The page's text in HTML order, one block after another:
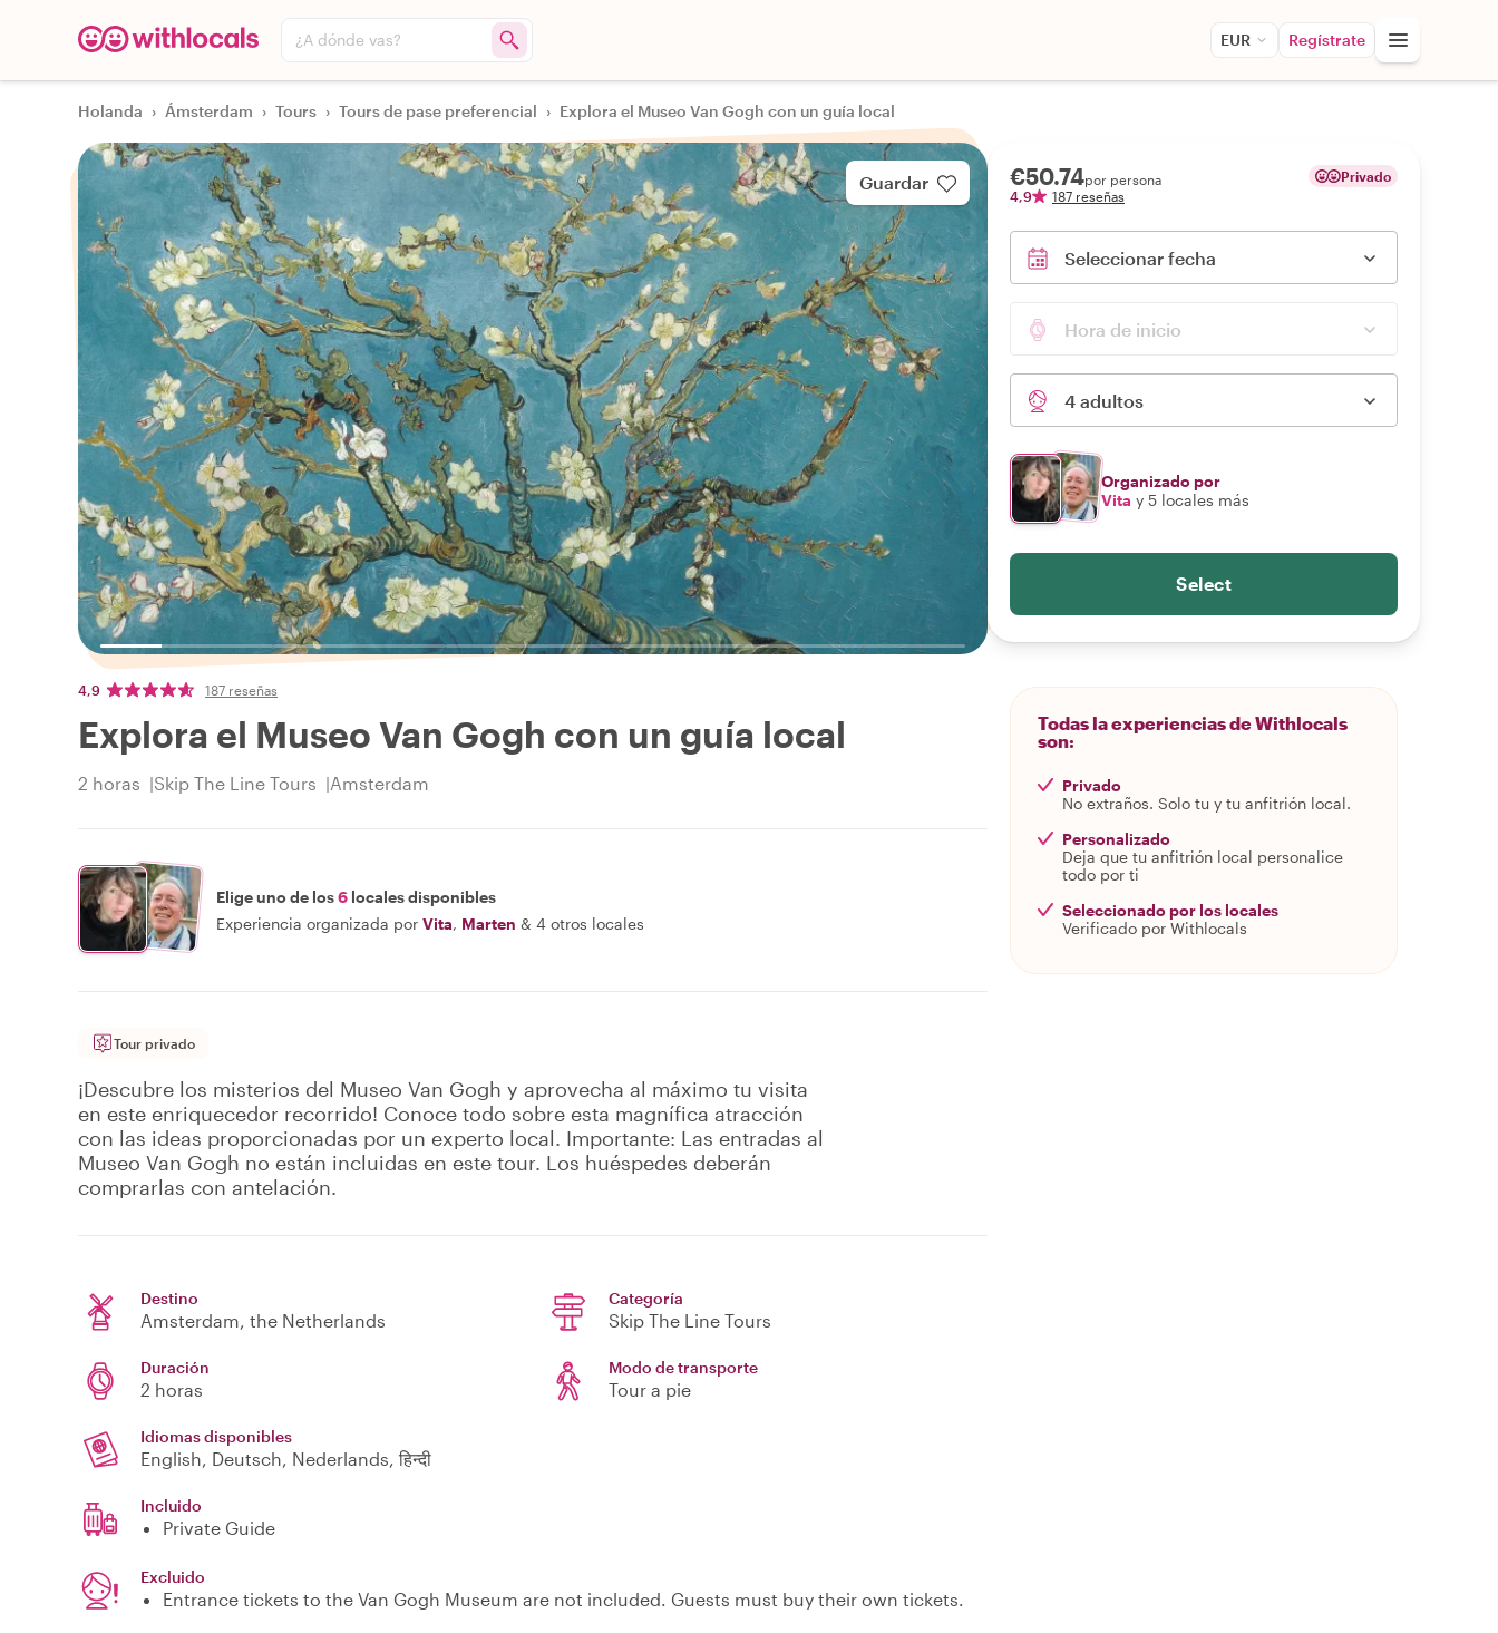
¿A dónde vas? EUR Regístrate
Holanda › Ámsterdam › Tours › Tours de pase preferencial › Explora el Museo Van Gogh con un guía local
Guardar
4,9 187 reseñas
Explora el Museo Van Gogh con un guía local
2 horas Skip The Line Tours Amsterdam
Elige uno de los6 locales disponibles
Experiencia organizada por Vita, Marten & 4 otros locales
Tour privado
¡Descubre los misterios del Museo Van Gogh y aprovecha al máximo tu visita
en este enriquecedor recorrido! Conoce todo sobre esta magnífica atracción
con las ideas proporcionadas por un experto local. Importante: Las entradas al
Museo Van Gogh no están incluidas en este tour. Los huéspedes deberán
comprarlas con antelación.
Destino
Amsterdam, the Netherlands
Categoría
Skip The Line Tours
Duración
2 horas
Modo de transporte
Tour a pie
Idiomas disponibles
English, Deutsch, Nederlands, हिन्दी
Incluido
Private Guide
Excluido
Entrance tickets to the Van Gogh Museum are not included. Guests must buy their own tickets.
€50.74por persona
4,9
187 reseñas
Privado
Seleccionar fecha
Hora de inicio
4 adultos
Organizado por
Vita y 5 locales más
Select
Todas la experiencias de Withlocals
son:
Privado
No extraños. Solo tu y tu anfitrión local.
Personalizado
Deja que tu anfitrión local personalice
todo por ti
Seleccionado por los locales
Verificado por Withlocals